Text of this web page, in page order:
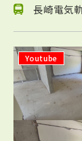
長崎電気
Youtube